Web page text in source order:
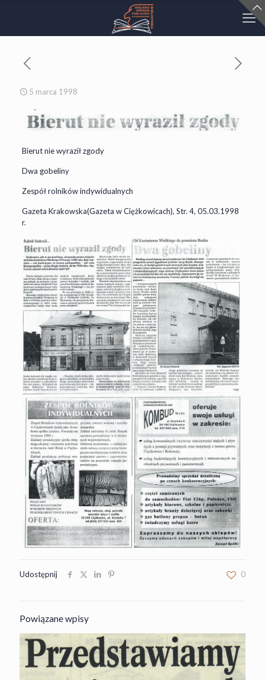
5 marca 1998
Bierut nie wyraził zgody
Dwa gobeliny
Zespół rolników indywidualnych
Gazeta Krakowska(Gazeta w Ciężkowicach), Str. 4, 05.03.1998
r.
Udostępnij 0
Powiązane wpisy